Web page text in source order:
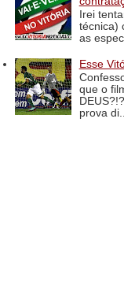
Irei
técnica)
as
Esse
que o
prova